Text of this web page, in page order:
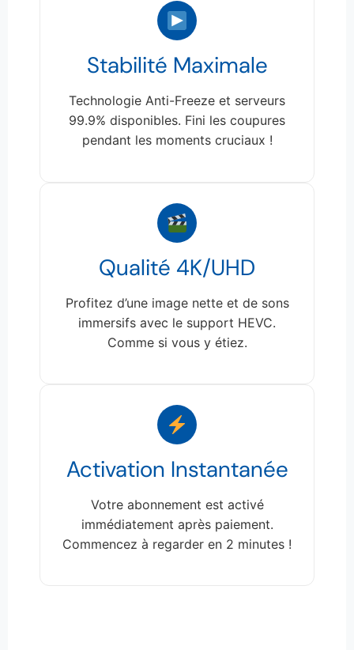
Stabilité Maximale
Technologie Anti-Freeze et serveurs
99.9% disponibles. Fini les coupures
pendant les moments cruciaux !
Qualité 4K/UHD
Profitez d’une image nette et de sons
immersifs avec le support HEVC.
Comme si vous y étiez.
Activation Instantanée
Votre abonnement est activé
immédiatement après paiement.
Commencez à regarder en 2 minutes !